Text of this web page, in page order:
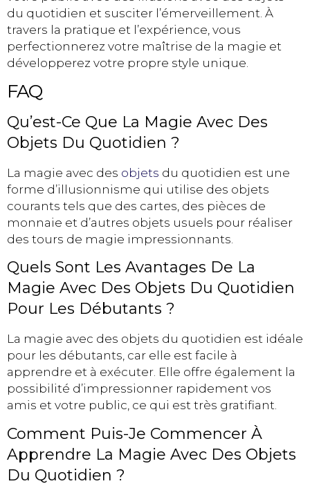
du quotidien et susciter l’émerveillement. À
travers la pratique et l’expérience, vous
perfectionnerez votre maîtrise de la magie et
développerez votre propre style unique.
FAQ
Qu’est-Ce Que La Magie Avec Des
Objets Du Quotidien ?
La magie avec des objets du quotidien est une
forme d’illusionnisme qui utilise des objets
courants tels que des cartes, des pièces de
monnaie et d’autres objets usuels pour réaliser
des tours de magie impressionnants.
Quels Sont Les Avantages De La
Magie Avec Des Objets Du Quotidien
Pour Les Débutants ?
La magie avec des objets du quotidien est idéale
pour les débutants, car elle est facile à
apprendre et à exécuter. Elle offre également la
possibilité d’impressionner rapidement vos
amis et votre public, ce qui est très gratifiant.
Comment Puis-Je Commencer À
Apprendre La Magie Avec Des Objets
Du Quotidien ?